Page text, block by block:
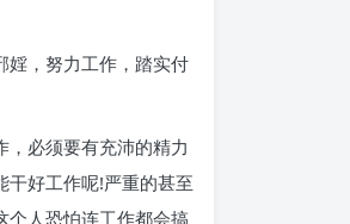
婬，努力工作，踏实付
必须要有充沛的精力
干好工作呢!严重的甚至
个人恐怕连工作都会搞